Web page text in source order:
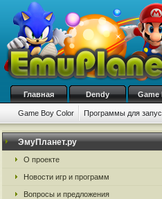
Главная Dendy Game
Game Boy Color Программы для
ЭмуПланет.ру
О проекте
Новости игр и программ
Вопросы и предложения